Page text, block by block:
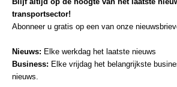
transportsector!
Abonneer u gratis op een van onze
Nieuws: Elke werkdag het laatste nieuws
Business: Elke vrijdag het belangrijkste
nieuws.